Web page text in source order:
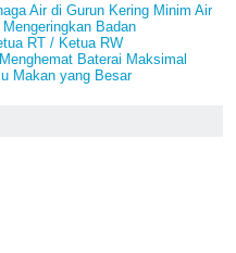
Air di Gurun Kering Minim Air
Badan
RT / Ketua RW
Baterai Maksimal
Makan yang Besar